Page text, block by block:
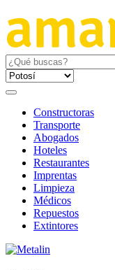
Constructoras
Transporte
Abogados
Hoteles
Restaurantes
Imprentas
Limpieza
Médicos
Repuestos
Extintores